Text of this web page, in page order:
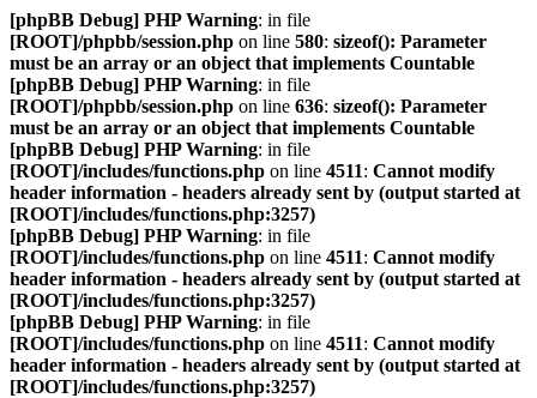
[phpBB Debug] PHP Warning: in file
[ROOT]/phpbb/session.php on line 580: sizeof(): Parameter
must be an array or an object that implements Countable
[phpBB Debug] PHP Warning: in file
[ROOT]/phpbb/session.php on line 636: sizeof(): Parameter
must be an array or an object that implements Countable
[phpBB Debug] PHP Warning: in file
[ROOT]/includes/functions.php on line 4511: Cannot modify
header information - headers already sent by (output started at
[ROOT]/includes/functions.php:3257)
[phpBB Debug] PHP Warning: in file
[ROOT]/includes/functions.php on line 4511: Cannot modify
header information - headers already sent by (output started at
[ROOT]/includes/functions.php:3257)
[phpBB Debug] PHP Warning: in file
[ROOT]/includes/functions.php on line 4511: Cannot modify
header information - headers already sent by (output started at
[ROOT]/includes/functions.php:3257)